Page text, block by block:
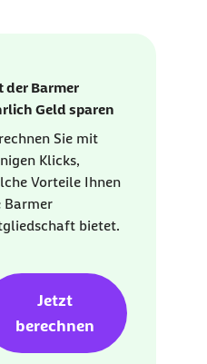
der Barmer
Geld sparen
Sie mit
Klicks,
Vorteile Ihnen
Barmer
bietet.
Jetzt
berechnen